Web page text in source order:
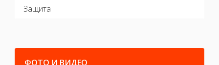
Защита
ФОТО И ВИДЕО